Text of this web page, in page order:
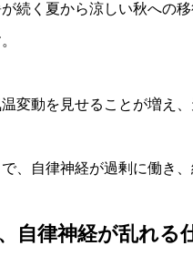
続く夏から涼しい秋への
変動を見せることが増え
、自律神経が過剰に働き
自律神経が乱れる